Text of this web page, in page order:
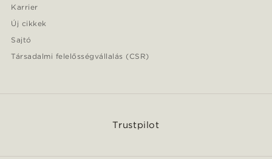
Karrier
Új cikkek
Sajtó
Társadalmi felelősségvállalás (CSR)
Trustpilot